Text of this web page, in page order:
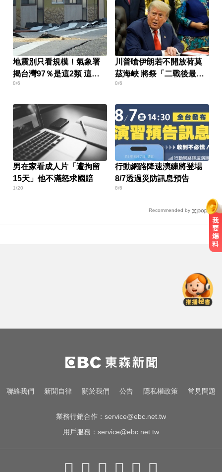
地震別只看規模！氣象署
揭台灣97％是這2類 這種
破壞力更大
8/6
川普嗆伊朗若不開放荷莫
茲海峽 將祭「二戰後最大
攻擊」
8/6
男在家看成人片「遭拘留
15天」他不滿怒求國賠
1/20
行動網路降速演練將登場
8/7透過災防訊息預告
8/6
Recommended by
更順暢
白海豚逼近放颱風假？蔣萬安說話
新北人妻曬內褲被沾「嘉明」！竟
聯絡我們 新聞自律 關於我們 公告 隱私權政策 常見問題
業務行銷合作： service@ebc.net.tw
用戶服務： service@ebc.net.tw